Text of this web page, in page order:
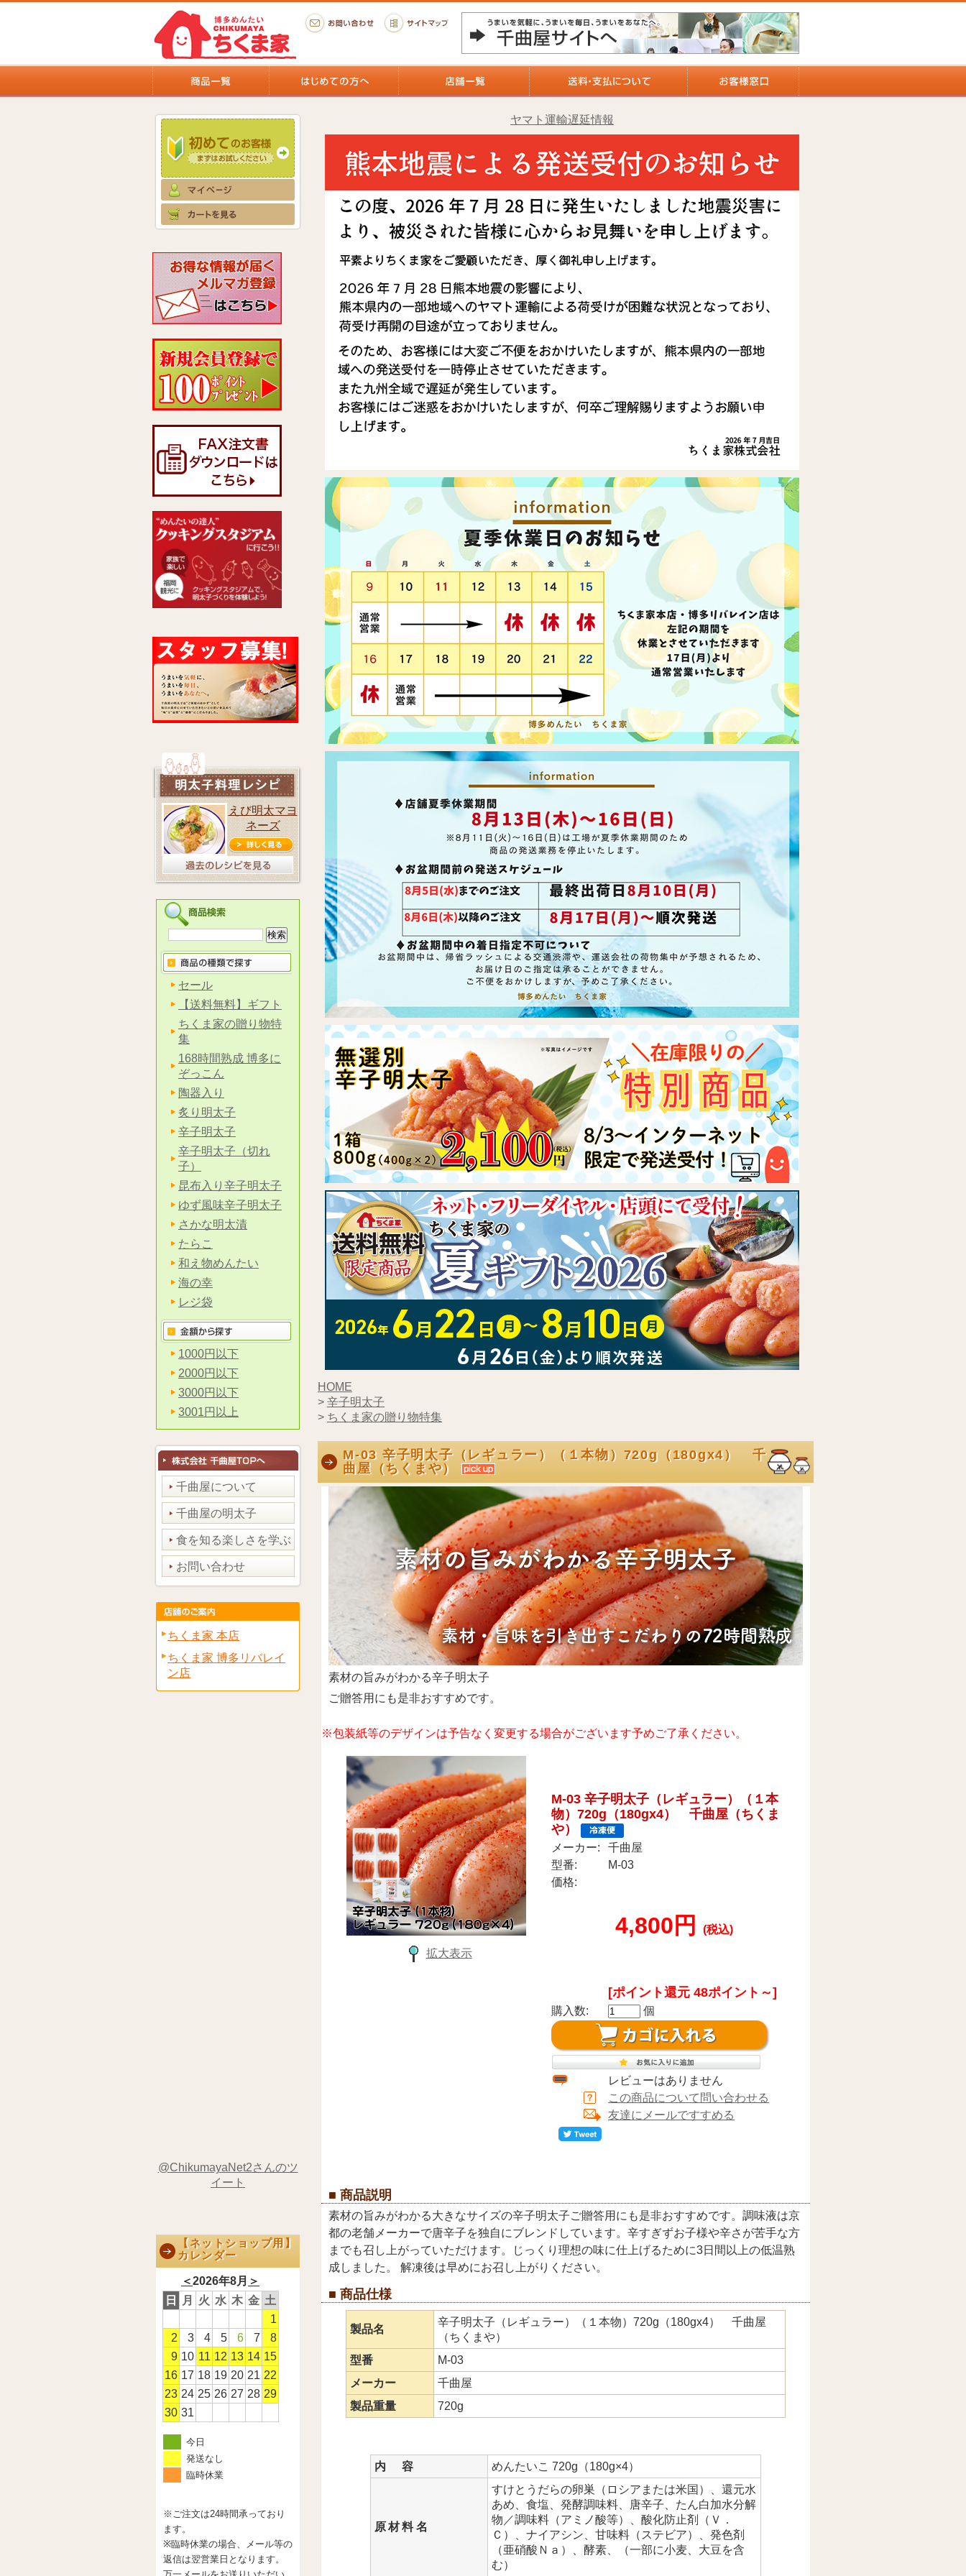
えび明太マヨ
ネーズ
セール
【送料無料】ギフト
ちくま家の贈り物特
集
168時間熟成 博多に
ぞっこん
陶器入り
炙り明太子
辛子明太子
辛子明太子（切れ
子）
昆布入り辛子明太子
ゆず風味辛子明太子
さかな明太漬
たらこ
和え物めんたい
海の幸
レジ袋
1000円以下
2000円以下
3000円以下
3001円以上
千曲屋について
千曲屋の明太子
食を知る楽しさを学ぶ
お問い合わせ
ちくま家 本店
ちくま家 博多リバレイ
ン店
@ChikumayaNet2さんのツ
イート
【ネットショップ用】
カレンダー
＜2026年8月 ＞
日
月 火 水 木 金 土
1
2
3 4 5 6 7
8
9 10 11 12 13 14 15
16 17 18 19 20 21 22
23 24 25 26 27 28 29
30 31
今日
発送なし
臨時休業
※ご注文は24時間承っており
ます。
※臨時休業の場合、メール等の
返信は翌営業日となります。
ヤマト運輸遅延情報
HOME
> 辛子明太子
> ちくま家の贈り物特集
M-03 辛子明太子（レギュラー）（１本物）720g（180gx4） 千
曲屋（ちくまや）
素材の旨みがわかる辛子明太子
ご贈答用にも是非おすすめです。
※包装紙等のデザインは予告なく変更する場合がございます予めご了承ください。
拡大表示
M-03 辛子明太子（レギュラー）（１本
物）720g（180gx4） 千曲屋（ちくま
や）
メーカー:
千曲屋
型番:
M-03
価格:
4,800円 (税込)
[ポイント還元 48ポイント～]
購入数: 個
レビューはありません
この商品について問い合わせる
友達にメールですすめる
■ 商品説明
素材の旨みがわかる大きなサイズの辛子明太子ご贈答用にも是非おすすめです。調味液は京
都の老舗メーカーで唐辛子を独自にブレンドしています。辛すぎずお子様や辛さが苦手な方
までも召し上がっていただけます。じっくり理想の味に仕上げるために3日間以上の低温熟
成しました。 解凍後は早めにお召し上がりください。
■ 商品仕様
製品名
辛子明太子（レギュラー）（１本物）720g（180gx4） 千曲屋
（ちくまや）
型番
M-03
メーカー
千曲屋
製品重量
720g
内 容 めんたいこ 720g（180g×4）
原材料名
すけとうだらの卵巣（ロシアまたは米国）、還元水
あめ、食塩、発酵調味料、唐辛子、たん白加水分解
物／調味料（アミノ酸等）、酸化防止剤（Ｖ．
Ｃ）、ナイアシン、甘味料（ステビア）、発色剤
（亜硝酸Ｎａ）、酵素、（一部に小麦、大豆を含
む）